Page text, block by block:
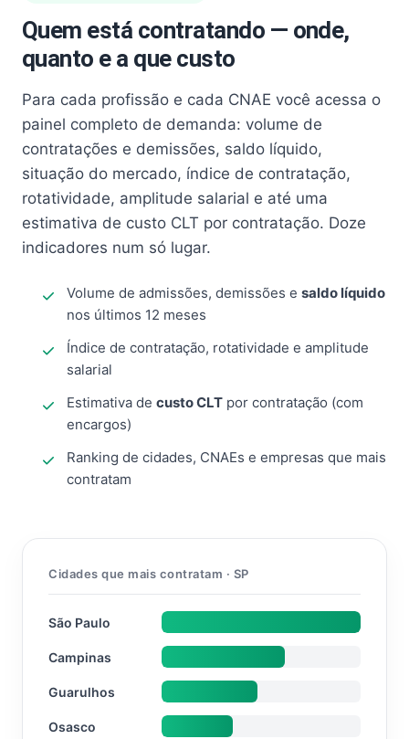
Quem está contratando — onde,
quanto e a que custo
Para cada profissão e cada CNAE você acessa o
painel completo de demanda: volume de
contratações e demissões, saldo líquido,
situação do mercado, índice de contratação,
rotatividade, amplitude salarial e até uma
estimativa de custo CLT por contratação. Doze
indicadores num só lugar.
Volume de admissões, demissões e saldo líquido
nos últimos 12 meses
Índice de contratação, rotatividade e amplitude
salarial
Estimativa de custo CLT por contratação (com
encargos)
Ranking de cidades, CNAEs e empresas que mais
contratam
Cidades que mais contratam · SP
São Paulo
Campinas
Guarulhos
Osasco